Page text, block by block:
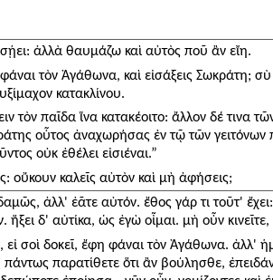
ἀλλὰ θαυμάζω καὶ αὐτὸς ποῦ ἂν εἴη.
τὸν Ἀγάθωνα, καὶ εἰσάξεις Σωκράτη;
κατακλίνου.
τὸν παῖδα ἵνα κατακέοιτο: ἄλλον δέ τινα
οὗτος ἀναχωρήσας ἐν τῷ τῶν
οὐκ ἐθέλει εἰσιέναι.”
οὔκουν καλεῖς αὐτὸν καὶ μὴ ἀφήσεις;
ἀλλ' ἐᾶτε αὐτόν. ἔθος γάρ τι τοῦτ'
ἥξει δ' αὐτίκα, ὡς ἐγὼ οἶμαι. μὴ οὖν
εἰ σοὶ δοκεῖ, ἔφη φάναι τὸν Ἀγάθωνα. ἀλλ'
πάντως παρατίθετε ὅτι ἂν βούλησθε,